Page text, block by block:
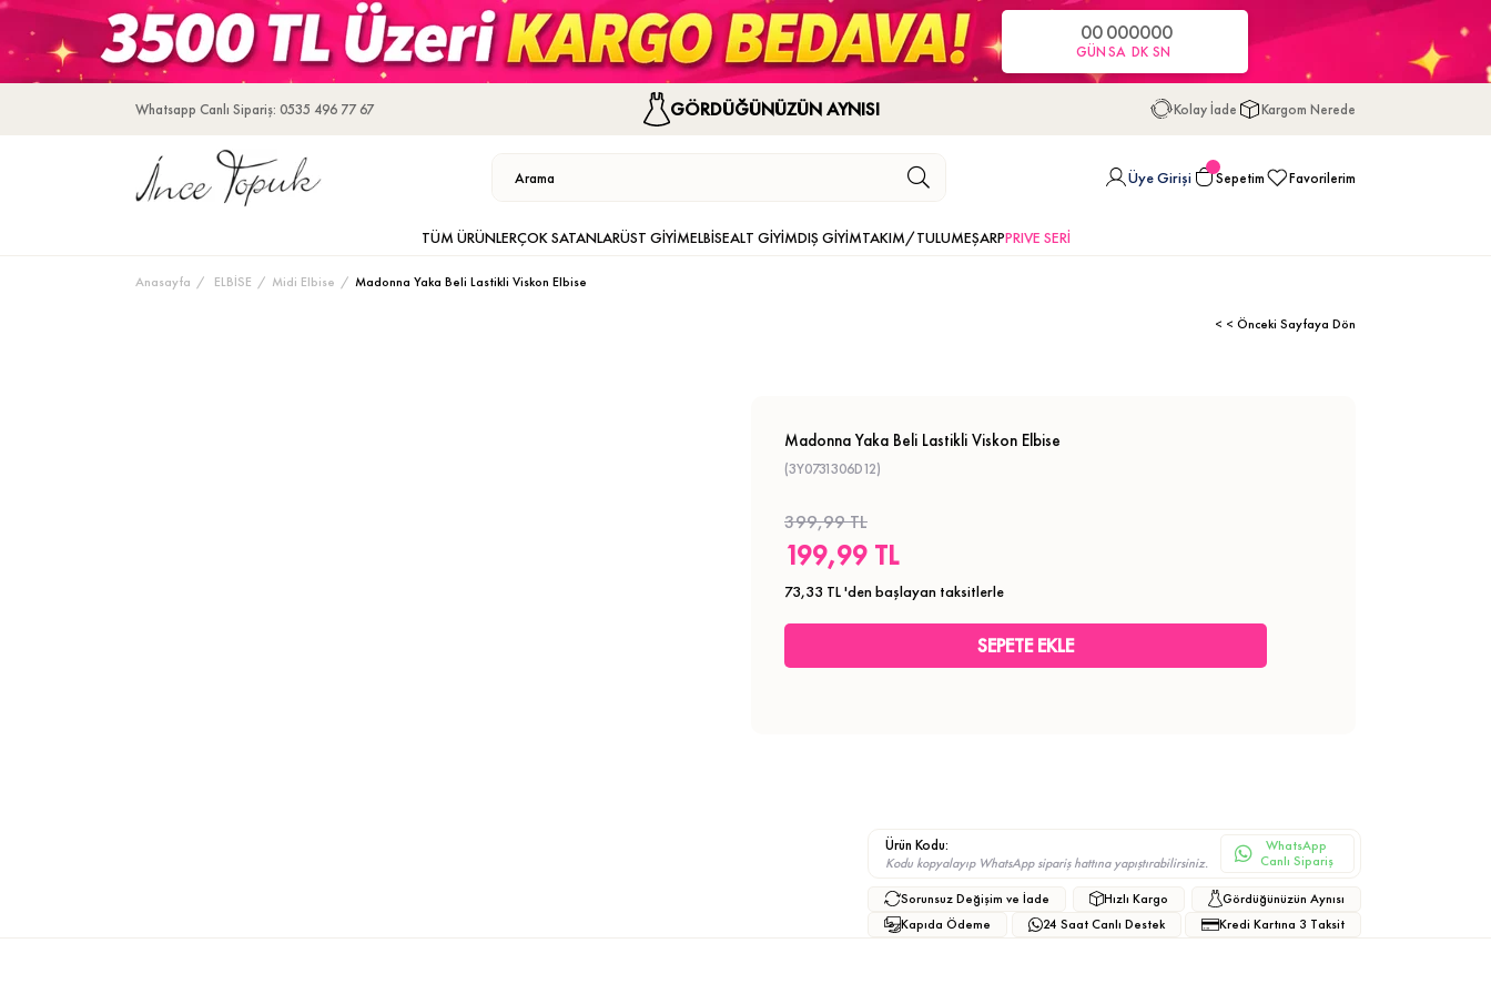
00
GÜN
00
SA
00
DK
00
SN
Whatsapp Canlı Sipariş: 0535 496 77 67 GÖRDÜĞÜNÜZÜN AYNISI Kolay İade Kargom Nerede
Üye Girişi Sepetim Favorilerim
TÜM ÜRÜNLERÇOK SATANLARÜST GİYİMELBİSEALT GİYİMDIŞ GİYİMTAKIM/TULUMEŞARPPRIVE SERİ
Anasayfa ELBİSE Midi Elbise Madonna Yaka Beli Lastikli Viskon Elbise
< < Önceki Sayfaya Dön
Madonna Yaka Beli Lastikli Viskon Elbise
(3Y0731306D12)
399,99 TL
199,99 TL
73,33 TL'den başlayan taksitlerle
Ürün Kodu:
Kodu kopyalayıp WhatsApp sipariş hattına yapıştırabilirsiniz.
WhatsApp
Canlı Sipariş
Sorunsuz Değişim ve İade Hızlı Kargo
Gördüğünüzün Aynısı
Kapıda Ödeme
24 Saat Canlı Destek Kredi Kartına 3 Taksit